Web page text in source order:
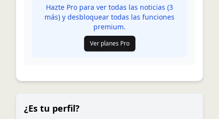
Hazte Pro para ver todas las noticias (3
más) y desbloquear todas las funciones
premium.
Ver planes Pro
¿Es tu perfil?